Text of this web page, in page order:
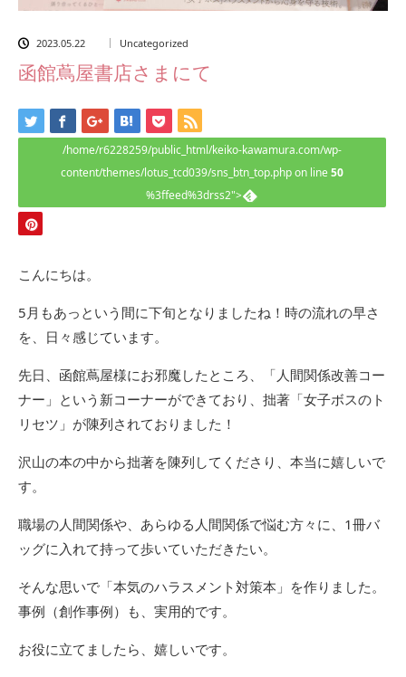
2023.05.22 Uncategorized
函館蔦屋書店さまにて
/home/r6228259/public_html/keiko-kawamura.com/wp-
content/themes/lotus_tcd039/sns_btn_top.php on line50
%3ffeed%3drss2">
こんにちは。
5月もあっという間に下旬となりましたね！時の流れの早さ
を、日々感じています。
先日、函館蔦屋様にお邪魔したところ、「人間関係改善コー
ナー」という新コーナーができており、拙著「女子ボスのト
リセツ」が陳列されておりました！
沢山の本の中から拙著を陳列してくださり、本当に嬉しいで
す。
職場の人間関係や、あらゆる人間関係で悩む方々に、1冊バ
ッグに入れて持って歩いていただきたい。
そんな思いで「本気のハラスメント対策本」を作りました。
事例（創作事例）も、実用的です。
お役に立てましたら、嬉しいです。